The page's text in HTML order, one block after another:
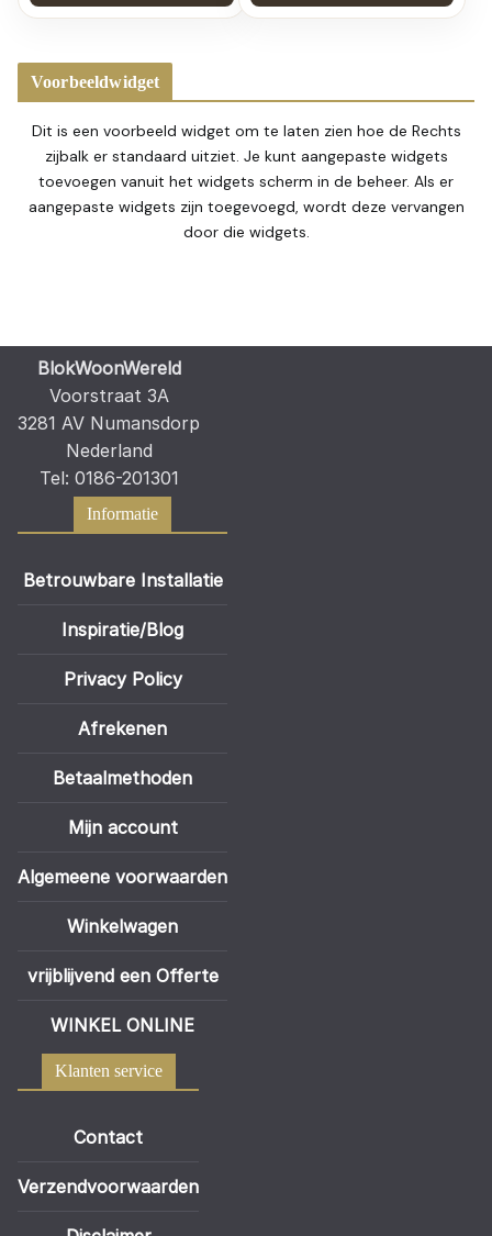
Voorbeeldwidget
Dit is een voorbeeld widget om te laten zien hoe de Rechts
zijbalk er standaard uitziet. Je kunt aangepaste widgets
toevoegen vanuit het widgets scherm in de beheer. Als er
aangepaste widgets zijn toegevoegd, wordt deze vervangen
door die widgets.
BlokWoonWereld
Voorstraat 3A
3281 AV Numansdorp
Nederland
Tel: 0186-201301
Informatie
Betrouwbare Installatie
Inspiratie/Blog
Privacy Policy
Afrekenen
Betaalmethoden
Mijn account
Algemeene voorwaarden
Winkelwagen
vrijblijvend een Offerte
WINKEL ONLINE
Klanten service
Contact
Verzendvoorwaarden